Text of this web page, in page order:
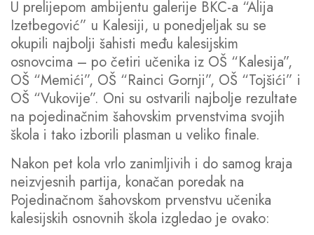
U prelijepom ambijentu galerije BKC-a “Alija
Izetbegović” u Kalesiji, u ponedjeljak su se
okupili najbolji šahisti među kalesijskim
osnovcima – po četiri učenika iz OŠ “Kalesija”,
OŠ “Memići”, OŠ “Rainci Gornji”, OŠ “Tojšići” i
OŠ “Vukovije”. Oni su ostvarili najbolje rezultate
na pojedinačnim šahovskim prvenstvima svojih
škola i tako izborili plasman u veliko finale.
Nakon pet kola vrlo zanimljivih i do samog kraja
neizvjesnih partija, konačan poredak na
Pojedinačnom šahovskom prvenstvu učenika
kalesijskih osnovnih škola izgledao je ovako: